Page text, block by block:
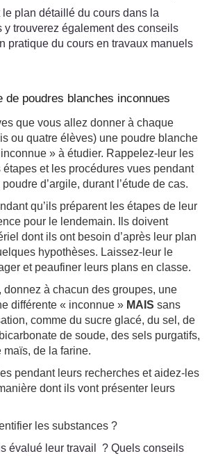
le plan détaillé du cours dans la
y trouverez également des conseils
pratique du cours en travaux manuels
poudres blanches inconnues
que vous allez donner à chaque
ou quatre élèves) une poudre blanche
» à étudier. Rappelez-leur les
étapes et les procédures vues pendant
d’argile, durant l’étude de cas.
qu’ils préparent les étapes de leur
pour le lendemain. Ils doivent
dont ils ont besoin d’après leur plan
hypothèses. Laissez-leur le
et peaufiner leurs plans en classe.
donnez à chacun des groupes, une
différente « inconnue » MAIS sans
comme du sucre glacé, du sel, de
de soude, des sels purgatifs,
maïs, de la farine.
pendant leurs recherches et aidez-les
dont ils vont présenter leurs
les substances ?
évalué leur travail ? Quels conseils